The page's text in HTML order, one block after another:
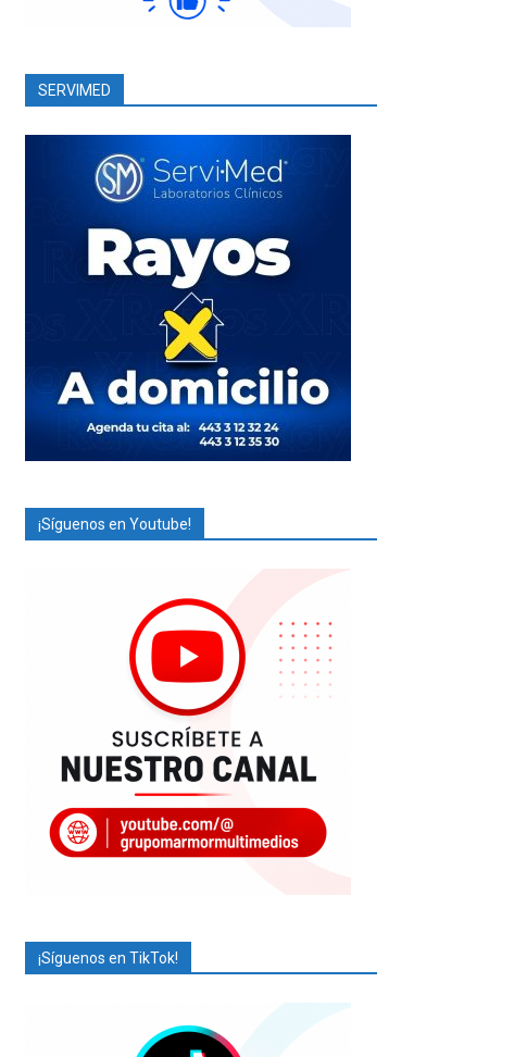
SERVIMED
¡Síguenos en Youtube!
¡Síguenos en TikTok!